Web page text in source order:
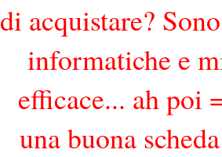
di acquistare?
informatiche e
efficace... ah poi
una buona